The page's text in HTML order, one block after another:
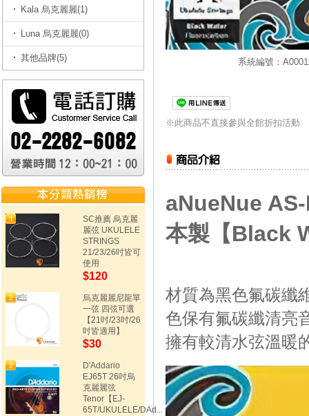
Kala 烏克麗麗(1)
Luna 烏克麗麗(0)
其他品牌(5)
SC推薦 烏克麗
麗弦 UKULELE
STRINGS
21/23/26吋皆可
使用
$120
烏克麗麗尼龍單
一弦 四弦可選
【21吋/23吋/26
吋皆適用】
$30
D'Addario
EJ65T 26吋烏
克麗麗弦
Tenor【EJ-
65T/UKULELE/DAd...
系統編號：
※此商品不直接參與全館折扣活動
aNueNue
本製【Black
材質為黑色氟碳纖
色保有氟碳纖清亮
擁有較清水弦溫暖